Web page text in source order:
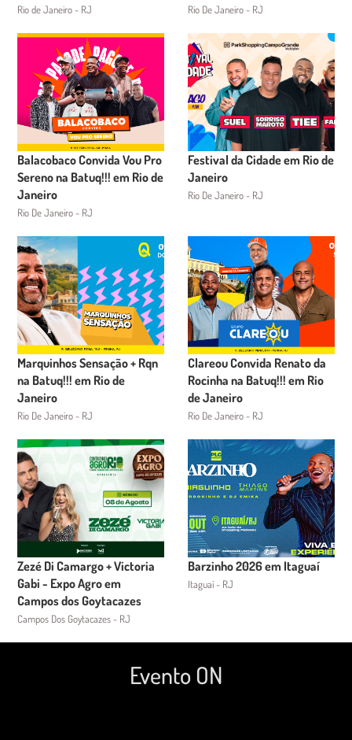
Rio de Janeiro - RJ Rio De Janeiro - RJ
Balacobaco Convida Vou Pro
Sereno na Batuq!!! em Rio de
Janeiro
Rio De Janeiro - RJ
Festival da Cidade em Rio de
Janeiro
Rio De Janeiro - RJ
Marquinhos Sensação + Rqn
na Batuq!!! em Rio de
Janeiro
Rio De Janeiro - RJ
Clareou Convida Renato da
Rocinha na Batuq!!! em Rio
de Janeiro
Rio De Janeiro - RJ
Zezé Di Camargo + Victoria
Gabi - Expo Agro em
Campos dos Goytacazes
Campos Dos Goytacazes - RJ
Barzinho 2026 em Itaguaí
Itaguaí - RJ
Evento ON